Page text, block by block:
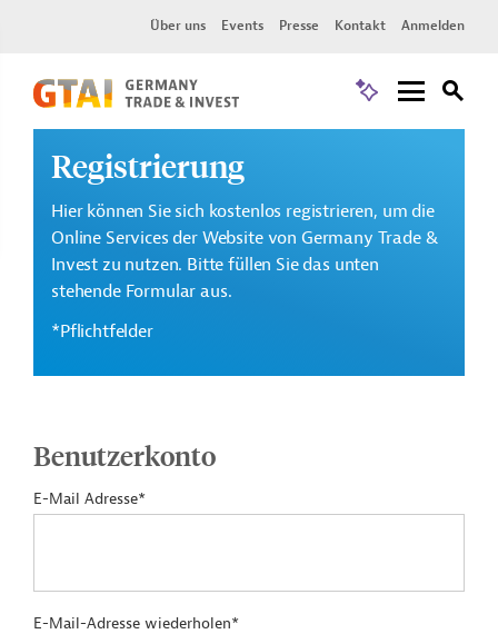
Über uns Events Presse Kontakt Anmelden
Registrierung
Hier können Sie sich kostenlos registrieren, um die
Online Services der Website von Germany Trade &
Invest zu nutzen. Bitte füllen Sie das unten
stehende Formular aus.
*Pflichtfelder
Benutzerkonto
E-Mail Adresse*
E-Mail-Adresse wiederholen*